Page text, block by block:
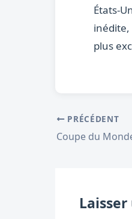
États-
inédite,
plus
PRÉCÉDENT